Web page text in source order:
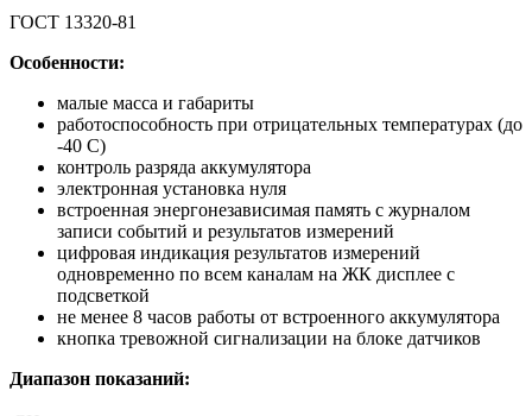
ГОСТ 13320-81
Особенности:
малые масса и габариты
работоспособность при отрицательных температурах (до
-40 С)
контроль разряда аккумулятора
электронная установка нуля
встроенная энергонезависимая память с журналом
записи событий и результатов измерений
цифровая индикация результатов измерений
одновременно по всем каналам на ЖК дисплее с
подсветкой
не менее 8 часов работы от встроенного аккумулятора
кнопка тревожной сигнализации на блоке датчиков
Диапазон показаний: